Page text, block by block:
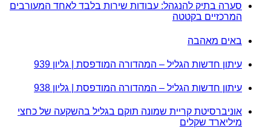
סערה בתיק להנגהל: עבודות שירות בלבד לאחד המעורבים
המרכזיים בקטטה
באים מאהבה
עיתון חדשות הגליל – המהדורה המודפסת | גליון 939
עיתון חדשות הגליל – המהדורה המודפסת | גליון 938
אוניברסיטת קריית שמונה תוקם בגליל בהשקעה של כחצי
מיליארד שקלים